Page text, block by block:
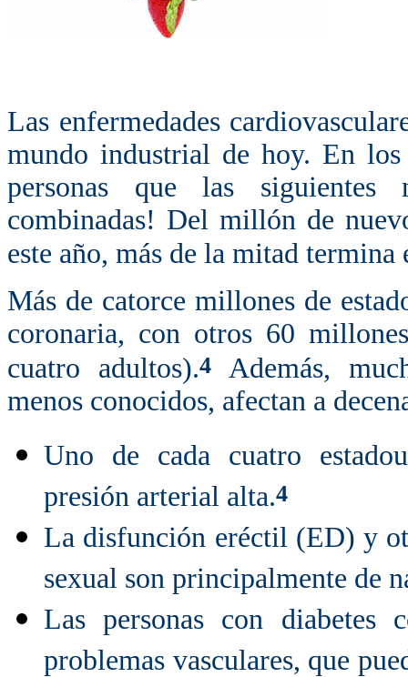
Las enfermedades
mundo industrial de hoy. En
personas que las siguientes
combinadas! Del millón de
este año, más de la mitad
Más de catorce millones de
coronaria, con otros 60
cuatro adultos).4 Además,
menos conocidos, afectan a
Uno de cada cuatro
presión arterial alta.4
La disfunción eréctil (ED) y
sexual son principalmente de
Las personas con diabetes
problemas vasculares, que